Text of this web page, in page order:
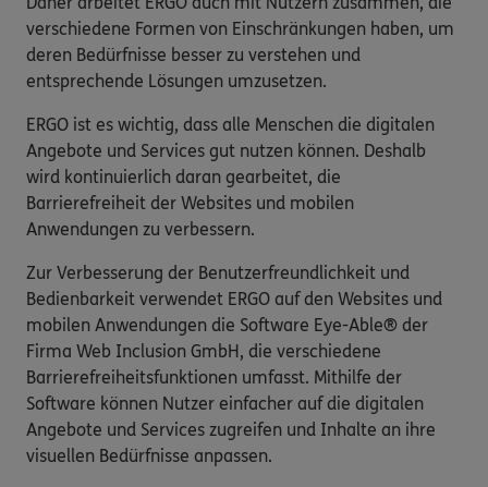
verschiedene Formen von Einschränkungen haben, um
deren Bedürfnisse besser zu verstehen und
entsprechende Lösungen umzusetzen.
ERGO ist es wichtig, dass alle Menschen die digitalen
Angebote und Services gut nutzen können. Deshalb
wird kontinuierlich daran gearbeitet, die
Barrierefreiheit der Websites und mobilen
Anwendungen zu verbessern.
Zur Verbesserung der Benutzerfreundlichkeit und
Bedienbarkeit verwendet ERGO auf den Websites und
mobilen Anwendungen die Software Eye-Able® der
Firma Web Inclusion GmbH, die verschiedene
Barrierefreiheitsfunktionen umfasst. Mithilfe der
Software können Nutzer einfacher auf die digitalen
Angebote und Services zugreifen und Inhalte an ihre
visuellen Bedürfnisse anpassen.